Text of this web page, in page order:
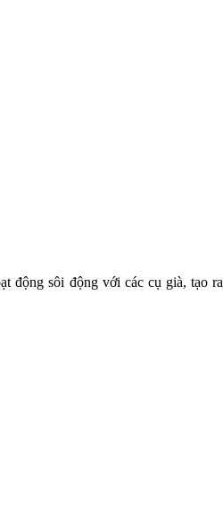
động sôi động với các cụ già, tạo